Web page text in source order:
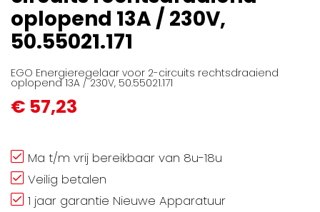
afbeeldingen-
gallerij
oplopend 13A / 230V,
50.55021.171
EGO Energieregelaar voor 2-circuits rechtsdraaiend
oplopend 13A / 230V, 50.55021.171
€ 57,23
Ma t/m vrij bereikbaar van 8u-18u
Veilig betalen
1 jaar garantie Nieuwe Apparatuur